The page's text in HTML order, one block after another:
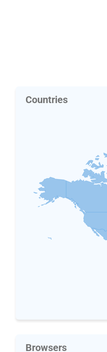
Countries
Browsers